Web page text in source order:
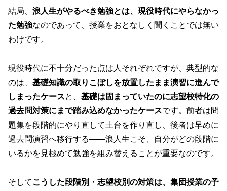
結局、 浪人生がやるべき勉強とは、現役時代にやらなかっ
た勉強なのであって、授業をおとなしく聞くことでは無い
わけです。
現役時代に不十分だった点は人それぞれですが、典型的な
のは、 基礎知識の取りこぼしを放置したまま演習に進んで
しまったケースと、 基礎は固まっていたのに志望校特化の
過去問対策にまで踏み込めなかったケースです。前者は問
題集を段階的にやり直して土台を作り直し、後者は早めに
過去問演習へ移行する——浪人生こそ、自分がどの段階に
いるかを見極めて勉強を組み替えることが重要なのです。
そしてこうした段階別・志望校別の対策は、集団授業の予